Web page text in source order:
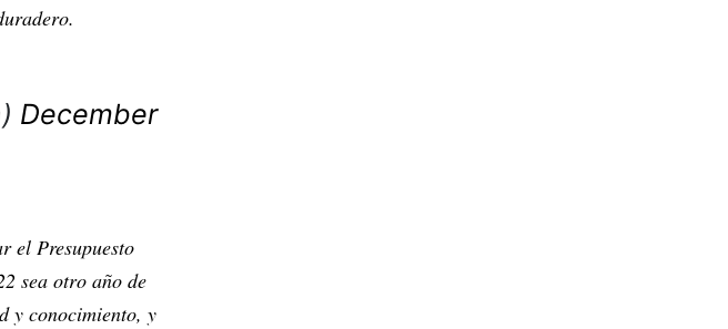
December
el Presupuesto
sea otro año de
y conocimiento, y